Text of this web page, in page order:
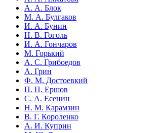
А. А. Блок
М. А. Булгаков
И. А. Бунин
Н. В. Гоголь
И. А. Гончаров
М. Горький
А. С. Грибоедов
А. Грин
Ф. М. Достоевкий
П. П. Ершов
С. А. Есенин
Н. М. Карамзин
В. Г. Короленко
А. И. Куприн